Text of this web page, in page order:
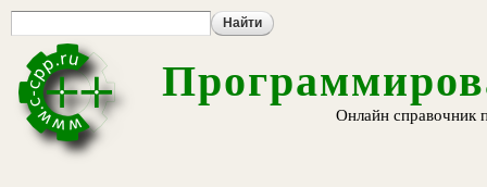
Онлайн справочник